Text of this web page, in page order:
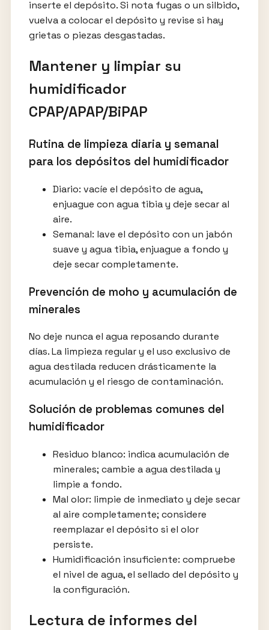
inserte el depósito. Si nota fugas o un silbido,
vuelva a colocar el depósito y revise si hay
grietas o piezas desgastadas.
Mantener y limpiar su
humidificador
CPAP/APAP/BiPAP
Rutina de limpieza diaria y semanal
para los depósitos del humidificador
Diario: vacíe el depósito de agua,
enjuague con agua tibia y deje secar al
aire.
Semanal: lave el depósito con un jabón
suave y agua tibia, enjuague a fondo y
deje secar completamente.
Prevención de moho y acumulación de
minerales
No deje nunca el agua reposando durante
días. La limpieza regular y el uso exclusivo de
agua destilada reducen drásticamente la
acumulación y el riesgo de contaminación.
Solución de problemas comunes del
humidificador
Residuo blanco: indica acumulación de
minerales; cambie a agua destilada y
limpie a fondo.
Mal olor: limpie de inmediato y deje secar
al aire completamente; considere
reemplazar el depósito si el olor
persiste.
Humidificación insuficiente: compruebe
el nivel de agua, el sellado del depósito y
la configuración.
Lectura de informes del